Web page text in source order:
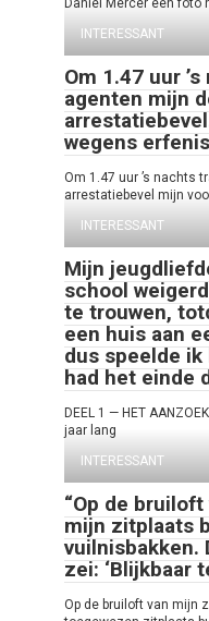
INTERESSANT
Om 1.47 uur
agenten mijn
wegens
Om 1.47 uur ’s nachts
arrestatiebevel mijn
INTERESSANT
Mijn
school
te trouwen,
een huis aan
dus speelde
had het einde
DEEL 1 — HET
jaar lang
INTERESSANT
“Op de
mijn zitplaats
vuilnisbakken.
zei: ‘Blijkbaar
Op de bruiloft van mijn